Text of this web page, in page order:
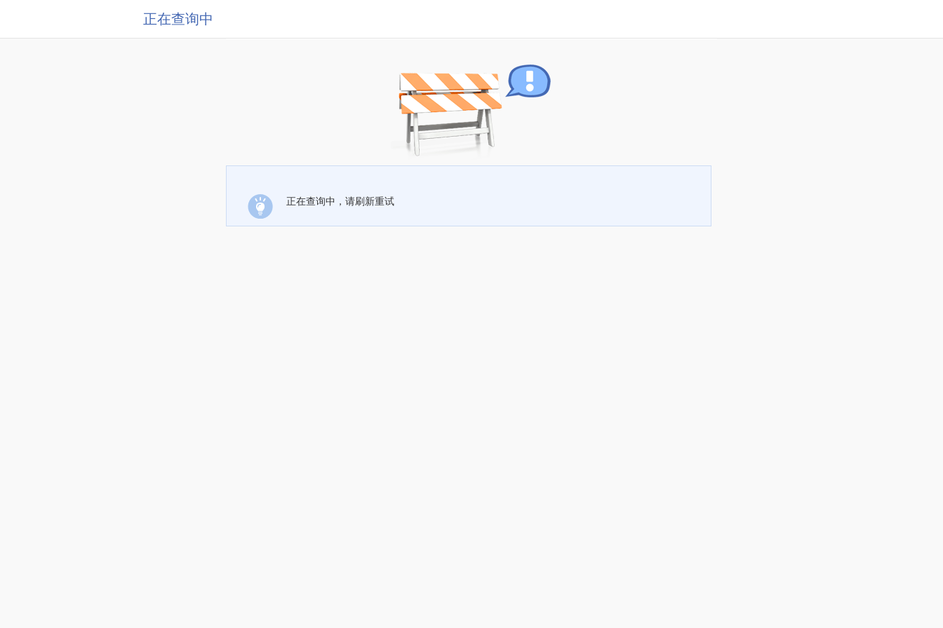
正在查询中
正在查询中，请刷新重试